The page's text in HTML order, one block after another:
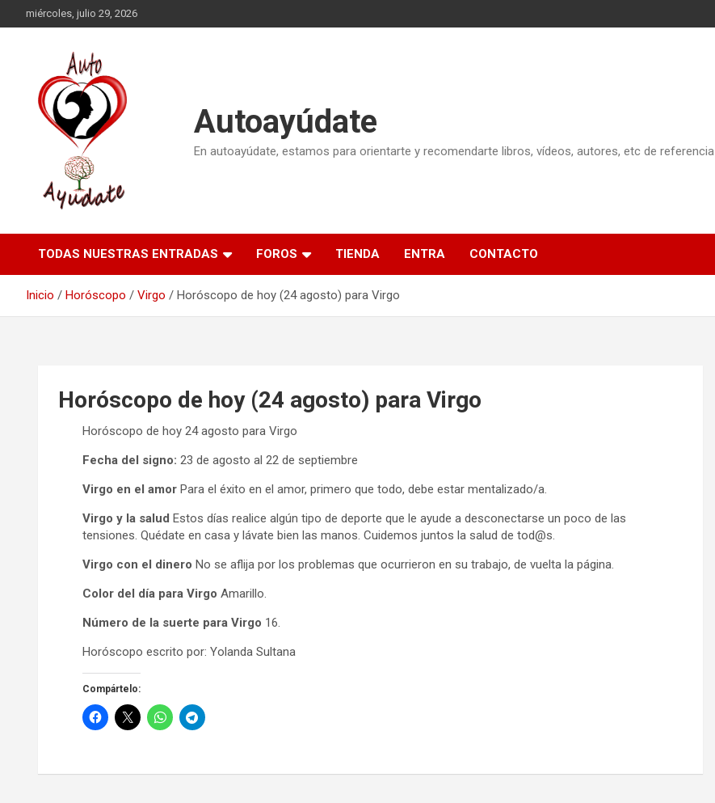
al
miércoles, julio 29, 2026
Autoayúdate
En autoayúdate, estamos para orientarte y recomendarte libros, vídeos, autores, etc de referencia
TODAS NUESTRAS ENTRADAS FOROS TIENDA ENTRA CONTACTO
Inicio Horóscopo Virgo Horóscopo de hoy (24 agosto) para Virgo
Horóscopo de hoy (24 agosto) para Virgo
Horóscopo de hoy 24 agosto para Virgo
Fecha del signo: 23 de agosto al 22 de septiembre
Virgo en el amor Para el éxito en el amor, primero que todo, debe estar mentalizado/a.
Virgo y la salud Estos días realice algún tipo de deporte que le ayude a desconectarse un poco de las
tensiones. Quédate en casa y lávate bien las manos. Cuidemos juntos la salud de tod@s.
Virgo con el dinero No se aflija por los problemas que ocurrieron en su trabajo, de vuelta la página.
Color del día para Virgo Amarillo.
Número de la suerte para Virgo 16.
Horóscopo escrito por: Yolanda Sultana
Compártelo: